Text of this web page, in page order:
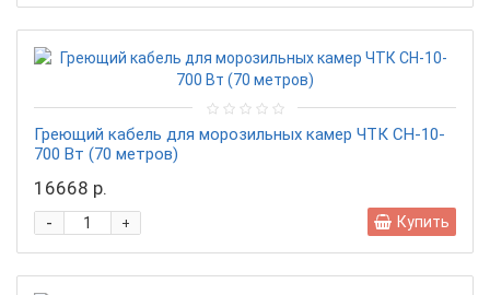
Греющий кабель для морозильных камер ЧТК СН-10-
700 Вт (70 метров)
16668 р.
+
- Купить